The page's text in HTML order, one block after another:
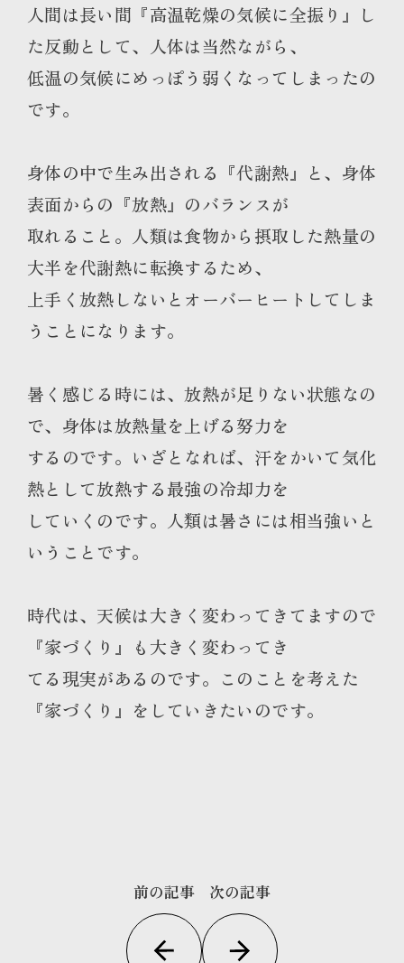
人間は長い間『高温乾燥の気候に全振り』し
た反動として、人体は当然ながら、
低温の気候にめっぽう弱くなってしまったの
です。
身体の中で生み出される『代謝熱』と、身体
表面からの『放熱』のバランスが
取れること。人類は食物から摂取した熱量の
大半を代謝熱に転換するため、
上手く放熱しないとオーバーヒートしてしま
うことになります。
暑く感じる時には、放熱が足りない状態なの
で、身体は放熱量を上げる努力を
するのです。いざとなれば、汗をかいて気化
熱として放熱する最強の冷却力を
していくのです。人類は暑さには相当強いと
いうことです。
時代は、天候は大きく変わってきてますので
『家づくり』も大きく変わってき
てる現実があるのです。このことを考えた
『家づくり』をしていきたいのです。
前の記事 次の記事